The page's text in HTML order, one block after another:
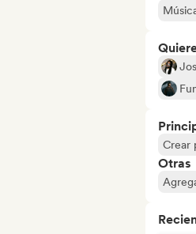
Crear
Otras